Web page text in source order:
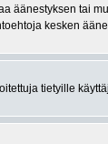
äänestyksen tai
kesken
tietyille